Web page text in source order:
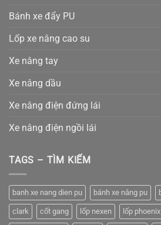
Bánh xe đẩy PU
Lốp xe nâng cao su
Xe nâng tay
Xe nâng dầu
Xe nâng điện đứng lái
Xe nâng điện ngồi lái
TAGS – TÌM KIẾM
banh xe nang dien pu bánh xe nâng pu
clark cốt gang lốp nexen lốp phoenix